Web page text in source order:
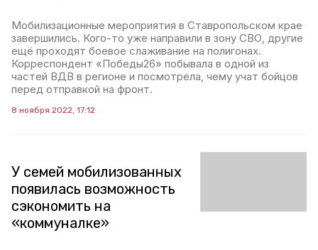
Мобилизационные мероприятия в Ставропольском крае
завершились. Кого-то уже направили в зону СВО, другие
ещё проходят боевое слаживание на полигонах.
Корреспондент «Победы26» побывала в одной из
частей ВДВ в регионе и посмотрела, чему учат бойцов
перед отправкой на фронт.
8 ноября 2022, 17:12
У семей мобилизованных
появилась возможность
сэкономить на
«коммуналке»